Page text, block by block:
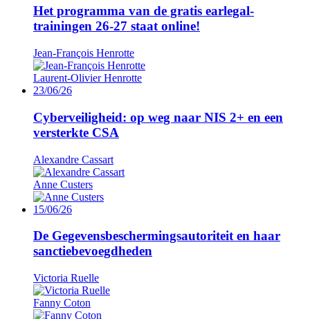
Het programma van de gratis earlegal-
trainingen 26-27 staat online!
Jean-François Henrotte
Laurent-Olivier Henrotte
23/06/26
Cyberveiligheid: op weg naar NIS 2+ en een
versterkte CSA
Alexandre Cassart
Anne Custers
15/06/26
De Gegevensbeschermingsautoriteit en haar
sanctiebevoegdheden
Victoria Ruelle
Fanny Coton